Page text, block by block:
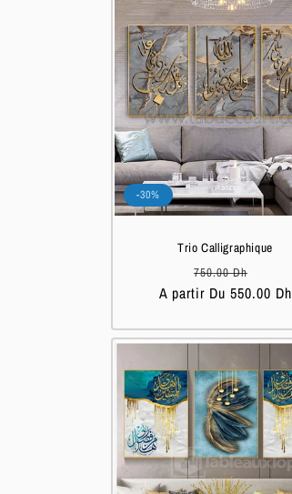
l
e
c
t
i
n
-30%
Trio Calligraphique
Prix
habituel
750.00 Dh
soldé
A partir Du 550.00 Dh